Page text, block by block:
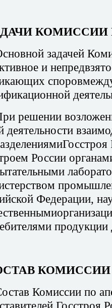
задачей
и
решении
деятельности
России
Федерации,
продукции
Комиссии по
Госстроя